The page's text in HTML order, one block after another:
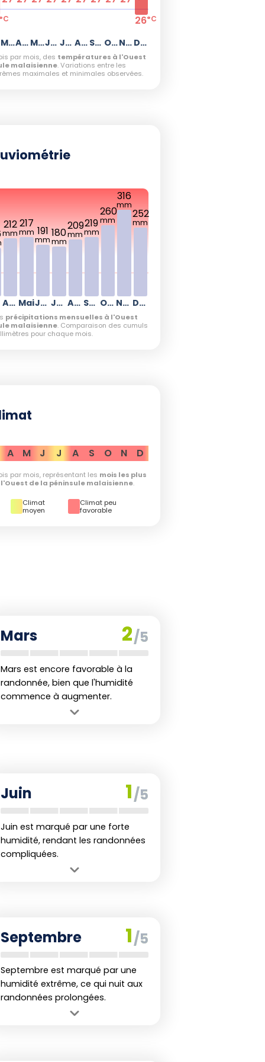
Mars Avril Mai Juin Juillet Août Septembre Octobre Novembre Décembre
26°C
par mois, des températures à l'Ouest
malaisienne. Variations entre les
maximales et minimales observées.
Avril
212
mm
Mai
217
mm
Juin
191
mm
Juillet
180
mm
Août
209
mm
Septembre
219
mm
Octobre
260
mm
Novembre
316
mm
Décembre
252
mm
précipitations mensuelles à l'Ouest
malaisienne. Comparaison des cumuls
pour chaque mois.
A M J J A S O N D
par mois, représentant les mois les plus
de la péninsule malaisienne.
Climat
moyen
Climat peu
favorable
Mars 2/5
Mars est encore favorable à la
randonnée, bien que l'humidité
commence à augmenter.
sentiers glissants.
Juin 1/5
Juin est marqué par une forte
humidité, rendant les randonnées
compliquées.
peuvent causer des perturbations sur
les sentiers de trekking.
Septembre 1/5
Septembre est marqué par une
humidité extrême, ce qui nuit aux
randonnées prolongées.